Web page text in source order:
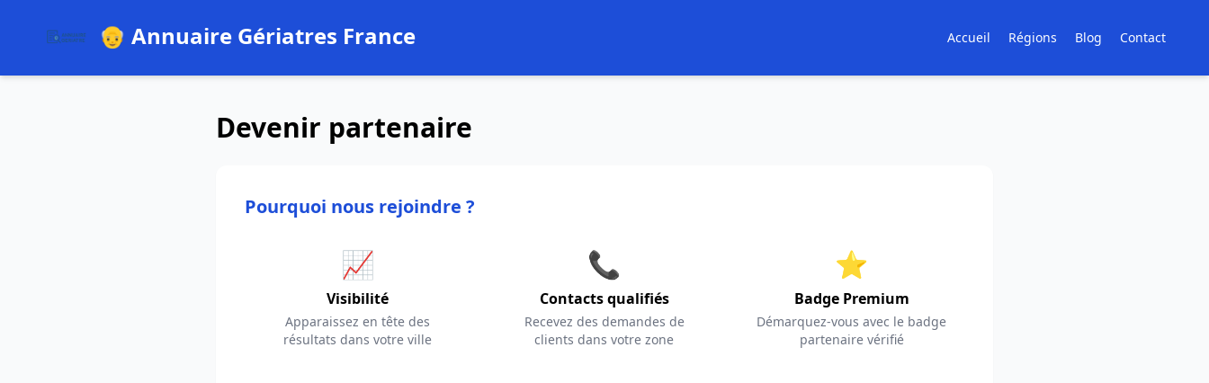
👴 Annuaire Gériatres France Accueil Régions Blog Contact
Devenir partenaire
Pourquoi nous rejoindre ?
📈
Visibilité
Apparaissez en tête des
résultats dans votre ville
📞
Contacts qualifiés
Recevez des demandes de
clients dans votre zone
⭐
Badge Premium
Démarquez-vous avec le badge
partenaire vérifié